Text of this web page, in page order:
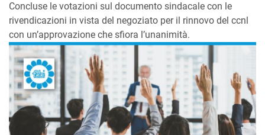
Concluse le votazioni sul documento sindacale con le
rivendicazioni in vista del negoziato per il rinnovo del ccnl
con un’approvazione che sfiora l’unanimità.